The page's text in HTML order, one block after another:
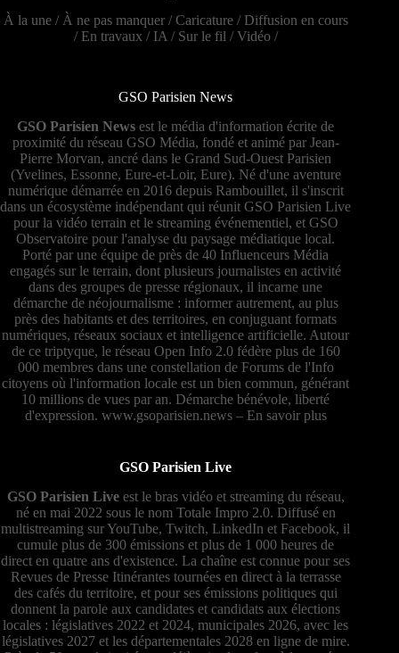
À la une/ À ne pas manquer/Caricature/ Diffusion en cours
/ En travaux / IA / Sur le fil /Vidéo/
GSO Parisien News
GSO Parisien News est le média d'information écrite de
proximité du réseau GSO Média, fondé et animé par Jean-
Pierre Morvan, ancré dans le Grand Sud-Ouest Parisien
(Yvelines, Essonne, Eure-et-Loir, Eure). Né d'une aventure
numérique démarrée en 2016 depuis Rambouillet, il s'inscrit
dans un écosystème indépendant qui réunit GSO Parisien Live
pour la vidéo terrain et le streaming événementiel, et GSO
Observatoire pour l'analyse du paysage médiatique local.
Porté par une équipe de près de 40 Influenceurs Média
engagés sur le terrain, dont plusieurs journalistes en activité
dans des groupes de presse régionaux, il incarne une
démarche de néojournalisme : informer autrement, au plus
près des habitants et des territoires, en conjuguant formats
numériques, réseaux sociaux et intelligence artificielle. Autour
de ce triptyque, le réseau Open Info 2.0 fédère plus de 160
000 membres dans une constellation de Forums de l'Info
citoyens où l'information locale est un bien commun, générant
10 millions de vues par an. Démarche bénévole, liberté
d'expression. www.gsoparisien.news– En savoir plus
GSO Parisien Live
GSO Parisien Liveest le bras vidéo et streaming du réseau,
né en mai 2022 sous le nom Totale Impro 2.0. Diffusé en
multistreaming sur YouTube, Twitch, LinkedIn et Facebook, il
cumule plus de 300 émissions et plus de 1 000 heures de
direct en quatre ans d'existence. La chaîne est connue pour ses
Revues de Presse Itinérantes tournées en direct à la terrasse
des cafés du territoire, et pour ses émissions politiques qui
donnent la parole aux candidates et candidats aux élections
locales : législatives 2022 et 2024, municipales 2026, avec les
législatives 2027 et les départementales 2028 en ligne de mire.